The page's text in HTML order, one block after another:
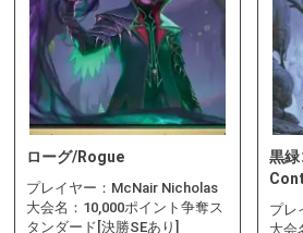
ローグ/Rogue
プレイヤー： McNair Nicholas
大会名： 10,000ポイント争奪ス
タンダード[決勝SEあり]
黒
プレ
大会